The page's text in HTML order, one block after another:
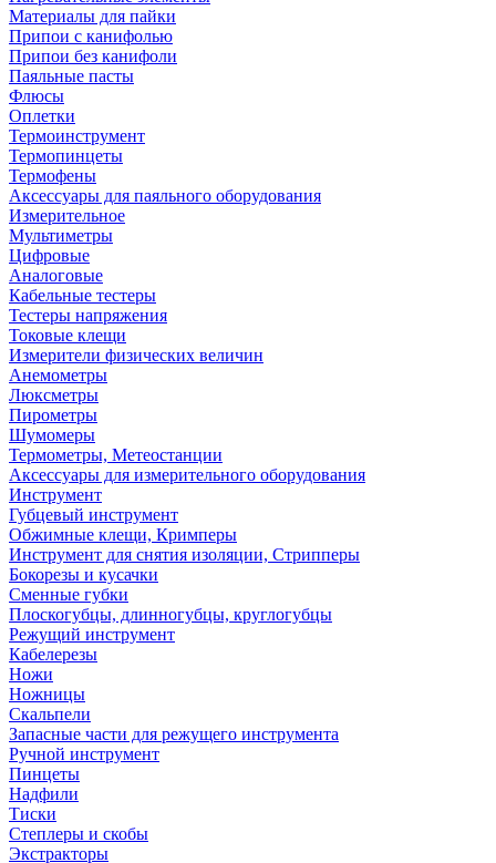
Материалы для пайки
Припои с канифолью
Припои без канифоли
Паяльные пасты
Флюсы
Оплетки
Термоинструмент
Термопинцеты
Термофены
Аксессуары для паяльного оборудования
Измерительное
Мультиметры
Цифровые
Аналоговые
Кабельные тестеры
Тестеры напряжения
Токовые клещи
Измерители физических величин
Анемометры
Люксметры
Пирометры
Шумомеры
Термометры, Метеостанции
Аксессуары для измерительного оборудования
Инструмент
Губцевый инструмент
Обжимные клещи, Кримперы
Инструмент для снятия изоляции, Стрипперы
Бокорезы и кусачки
Сменные губки
Плоскогубцы, длинногубцы, круглогубцы
Режущий инструмент
Кабелерезы
Ножи
Ножницы
Скальпели
Запасные части для режущего инструмента
Ручной инструмент
Пинцеты
Надфили
Тиски
Степлеры и скобы
Экстракторы